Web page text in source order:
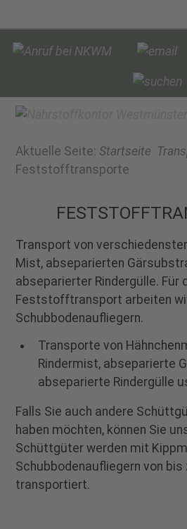
Aktuelle Seite: Startseite
Feststofftransporte
Transport von
Mist, abseparierten
abseparierter Rindergülle. Für
Feststofftransport arbeiten
Schubbodenaufliegern.
Transporte von
Rindermist, abseparierte
abseparierte Rindergülle
Falls Sie auch andere
haben möchten, können Sie
Schüttgüter werden mit
Schubbodenaufliegern von bis
transportiert.